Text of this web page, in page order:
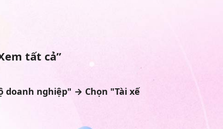
tất cả”
doanh nghiệp" → Chọn "Tài xế